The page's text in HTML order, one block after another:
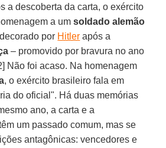
a descoberta da carta, o exército
a umsoldado alemão
por Hitler após a
– promovido por bravura no ano
Não foi acaso. Na homenagem
, o exército brasileiro fala em
do oficial". Há duas memórias
ano, a carta e a
um passado comum, mas se
antagônicas: vencedores e